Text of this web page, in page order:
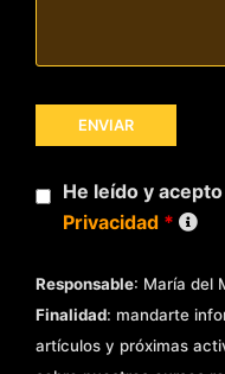
He leído y
Privacidad *
Responsable: María del
Finalidad: mandarte
artículos y próximas